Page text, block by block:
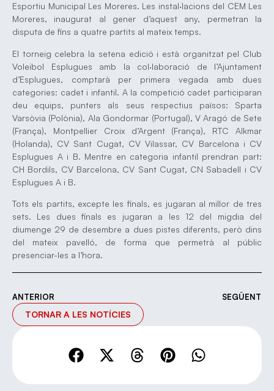
Esportiu Municipal Les Moreres. Les instal·lacions del CEM Les
Moreres, inaugurat al gener d’aquest any, permetran la
disputa de fins a quatre partits al mateix temps.
El torneig celebra la setena edició i està organitzat pel Club
Voleibol Esplugues amb la col·laboració de l’Ajuntament
d’Esplugues, comptarà per primera vegada amb dues
categories: cadet i infantil. A la competició cadet participaran
deu equips, punters als seus respectius països: Sparta
Varsòvia (Polònia), Ala Gondormar (Portugal), V Aragó de Sete
(França), Montpellier Croix d’Argent (França), RTC Alkmar
(Holanda), CV Sant Cugat, CV Vilassar, CV Barcelona i CV
Esplugues A i B. Mentre en categoria infantil prendran part:
CH Bordils, CV Barcelona, CV Sant Cugat, CN Sabadell i CV
Esplugues A i B.
Tots els partits, excepte les finals, es jugaran al millor de tres
sets. Les dues finals es jugaran a les 12 del migdia del
diumenge 29 de desembre a dues pistes diferents, però dins
del mateix pavelló, de forma que permetrà al públic
presenciar-les a l’hora.
ANTERIOR SEGÜENT
TORNAR A LES NOTÍCIES